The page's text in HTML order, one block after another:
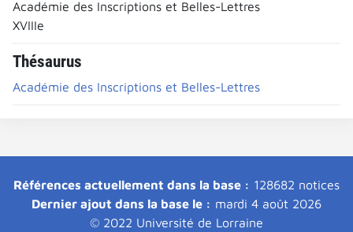
Académie des Inscriptions et Belles-Lettres
XVIIIe
Thésaurus
Académie des Inscriptions et Belles-Lettres
Références actuellement dans la base : 128682 notices
Dernier ajout dans la base le : mardi 4 août 2026
© 2022 Université de Lorraine